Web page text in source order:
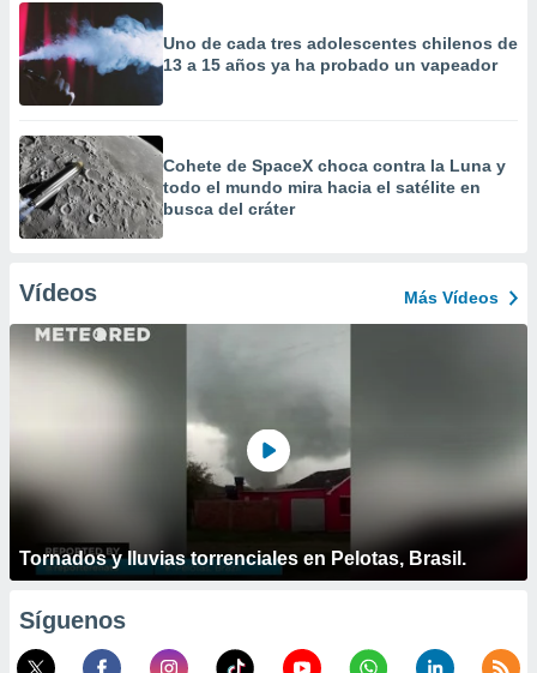
Uno de cada tres adolescentes chilenos de
13 a 15 años ya ha probado un vapeador
Cohete de SpaceX choca contra la Luna y
todo el mundo mira hacia el satélite en
busca del cráter
Vídeos Más Vídeos
Tornados y lluvias torrenciales en Pelotas, Brasil.
Síguenos